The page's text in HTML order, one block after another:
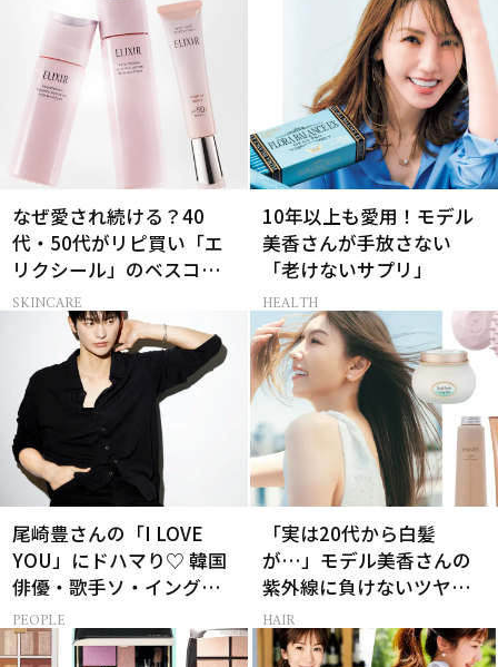
なぜ愛され続ける？40
代・50代がリピ買い「エ
リクシール」のベスコス
受賞名品3選
SKINCARE
10年以上も愛用！モデル
美香さんが手放さない
「老けないサプリ」
HEALTH
尾崎豊さんの「I LOVE
YOU」にドハマり♡ 韓国
俳優・歌手ソ・イングク
さんの音楽がすべての人
生って？
PEOPLE
「実は20代から白髪
が…」モデル美香さんの
紫外線に負けないツヤ美
髪ケア
HAIR